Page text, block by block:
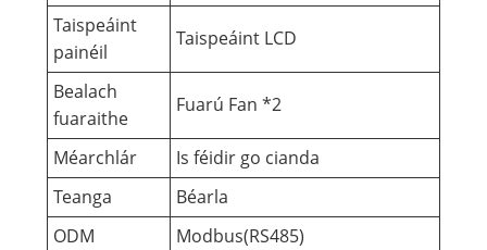
Taispeáint
painéil
Taispeáint LCD
Bealach
fuaraithe
Fuarú Fan *2
Méarchlár
Is féidir go cianda
Teanga
Béarla
ODM
Modbus(RS485)